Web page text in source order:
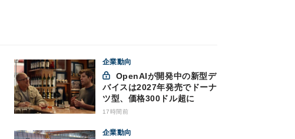
企業動向
バイスは2027年発売でドーナ
ツ型、価格300ドル超に
17時間前
企業動向